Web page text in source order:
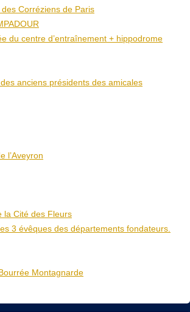
Corréziens de Paris
du centre d’entraînement + hippodrome
anciens présidents des amicales
l’Aveyron
la Cité des Fleurs
3 évêques des départements fondateurs.
Montagnarde